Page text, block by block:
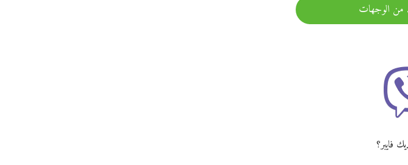
من الوجهات
فايبر؟